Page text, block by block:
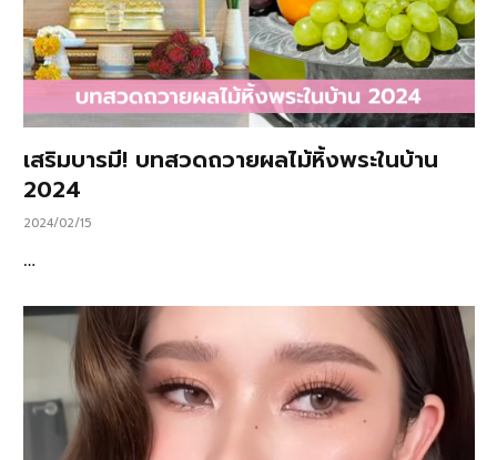
เสริมบารมี! บทสวดถวายผลไม้หิ้งพระในบ้าน
2024
2024/02/15
…